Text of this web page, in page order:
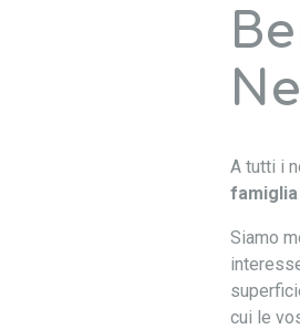
A tutti i
famiglia
Siamo
cui le